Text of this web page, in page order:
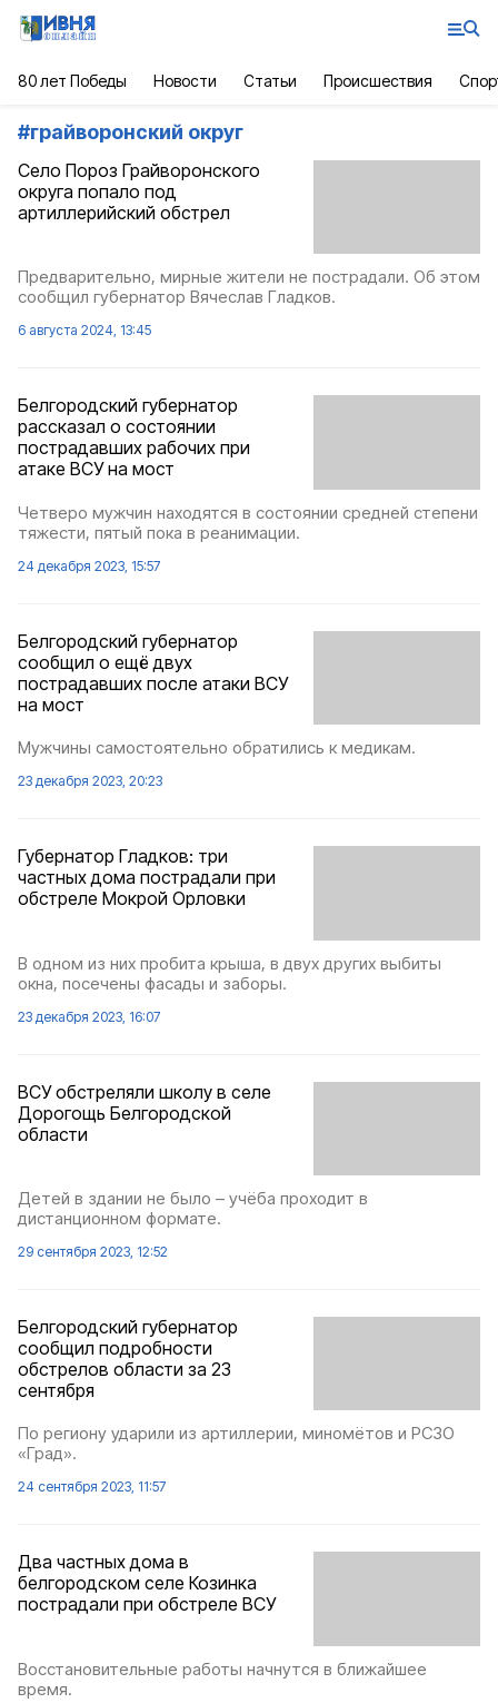
80 лет Победы Новости Статьи Происшествия
#грайворонский округ
Село Пороз Грайворонского
округа попало под
артиллерийский обстрел
Предварительно, мирные жители не пострадали. Об этом
сообщил губернатор Вячеслав Гладков.
6 августа 2024, 13:45
Белгородский губернатор
рассказал о состоянии
пострадавших рабочих при
атаке ВСУ на мост
Четверо мужчин находятся в состоянии средней степени
тяжести, пятый пока в реанимации.
24 декабря 2023, 15:57
Белгородский губернатор
сообщил о ещё двух
пострадавших после атаки ВСУ
на мост
Мужчины самостоятельно обратились к медикам.
23 декабря 2023, 20:23
Губернатор Гладков: три
частных дома пострадали при
обстреле Мокрой Орловки
В одном из них пробита крыша, в двух других выбиты
окна, посечены фасады и заборы.
23 декабря 2023, 16:07
ВСУ обстреляли школу в селе
Дорогощь Белгородской
области
Детей в здании не было – учёба проходит в
дистанционном формате.
29 сентября 2023, 12:52
Белгородский губернатор
сообщил подробности
обстрелов области за 23
сентября
По региону ударили из артиллерии, миномётов и РСЗО
«Град».
24 сентября 2023, 11:57
Два частных дома в
белгородском селе Козинка
пострадали при обстреле ВСУ
Восстановительные работы начнутся в ближайшее
время.